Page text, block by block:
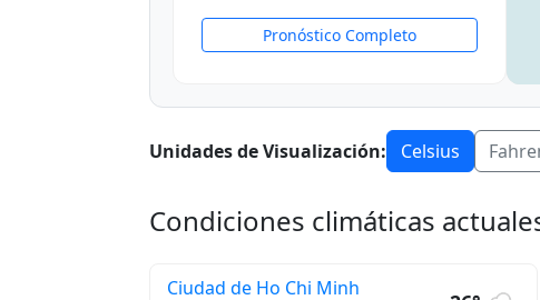
Pronóstico Completo
Unidades de Visualización: Celsius
Condiciones climáticas
Ciudad de Ho Chi Minh